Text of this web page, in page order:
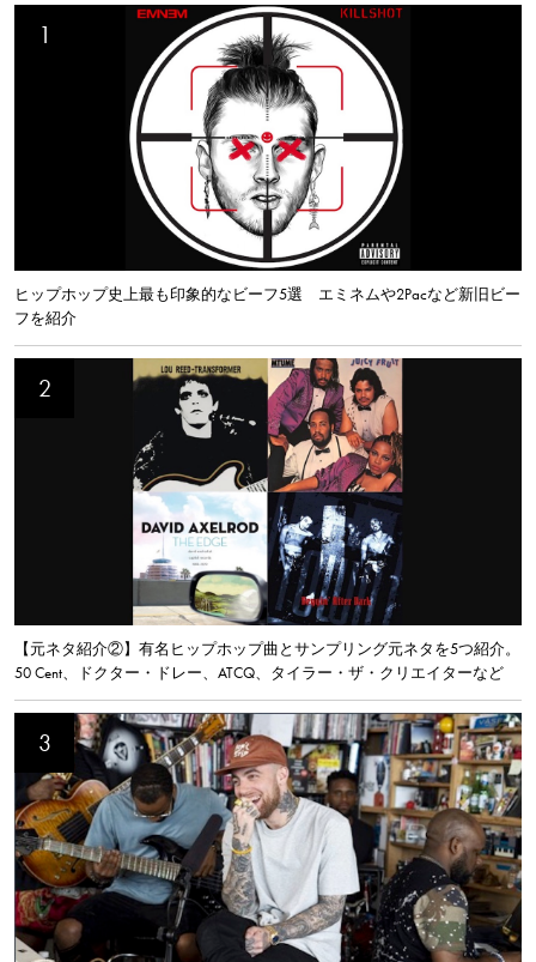
ヒップホップ史上最も印象的なビーフ5選 エミネムや2Pacなど新旧ビー
フを紹介
【元ネタ紹介②】有名ヒップホップ曲とサンプリング元ネタを5つ紹介。
50 Cent、ドクター・ドレー、ATCQ、タイラー・ザ・クリエイターなど